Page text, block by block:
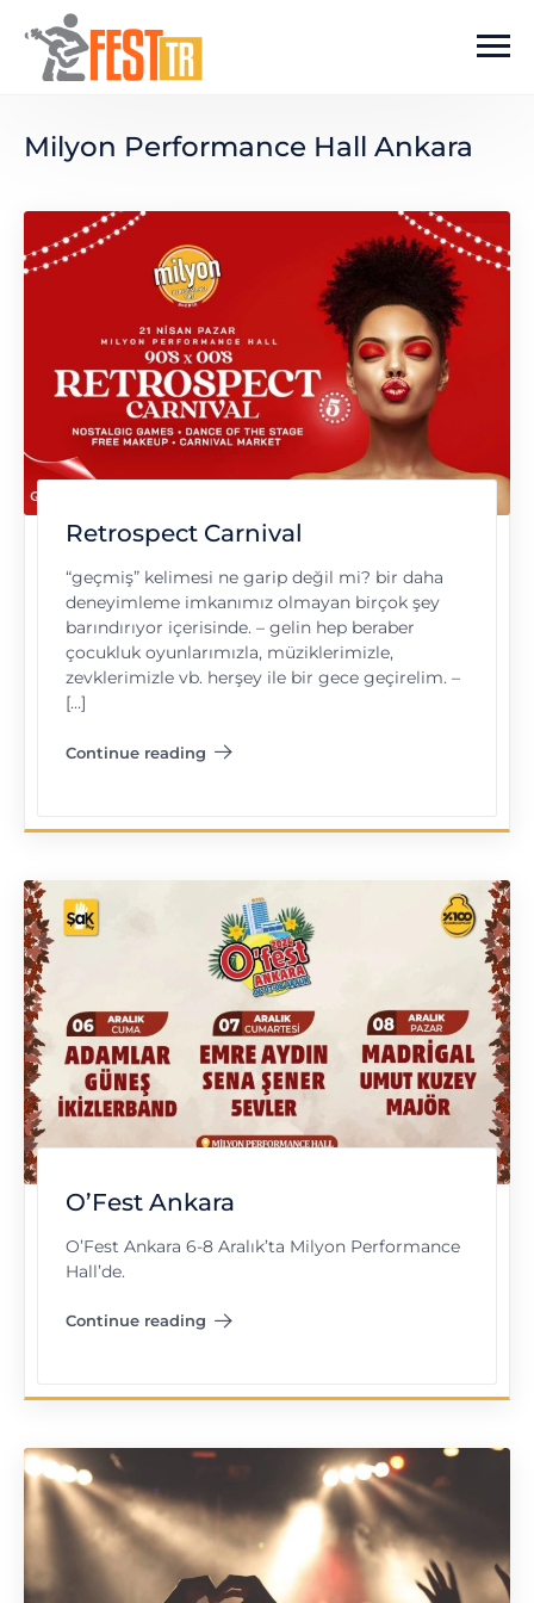
Ana içeriğe atla
Milyon Performance Hall Ankara
Retrospect Carnival
“geçmiş” kelimesi ne garip değil mi? bir daha
deneyimleme imkanımız olmayan birçok şey
barındırıyor içerisinde. – gelin hep beraber
çocukluk oyunlarımızla, müziklerimizle,
zevklerimizle vb. herşey ile bir gece geçirelim. –
[…]
Continue reading
"Retrospect Carnival"
O’Fest Ankara
O’Fest Ankara 6-8 Aralık’ta Milyon Performance
Hall’de.
Continue reading
"O’Fest Ankara"